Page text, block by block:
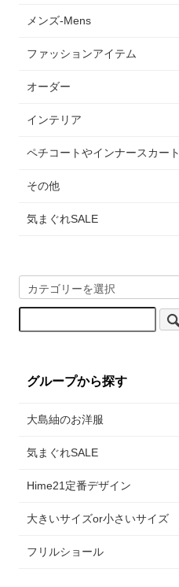
メンズ-Mens
ファッションアイテム
オーダー
インテリア
ペチコートやインナースカート
その他
気まぐれSALE
グループから探す
大島紬のお洋服
気まぐれSALE
Hime21定番デザイン
大きいサイズor小さいサイズ
フリルショール